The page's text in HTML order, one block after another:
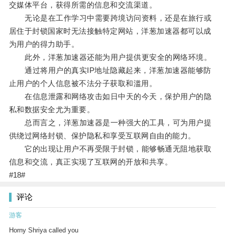
交媒体平台，获得所需的信息和交流渠道。
无论是在工作学习中需要跨境访问资料，还是在旅行或
居住于封锁国家时无法接触特定网站，洋葱加速器都可以成
为用户的得力助手。
此外，洋葱加速器还能为用户提供更安全的网络环境。
通过将用户的真实IP地址隐藏起来，洋葱加速器能够防
止用户的个人信息被不法分子获取和滥用。
在信息泄露和网络攻击如日中天的今天，保护用户的隐
私和数据安全尤为重要。
总而言之，洋葱加速器是一种强大的工具，可为用户提
供绕过网络封锁、保护隐私和享受互联网自由的能力。
它的出现让用户不再受限于封锁，能够畅通无阻地获取
信息和交流，真正实现了互联网的开放和共享。
#18#
评论
游客
Horny Shriya called you